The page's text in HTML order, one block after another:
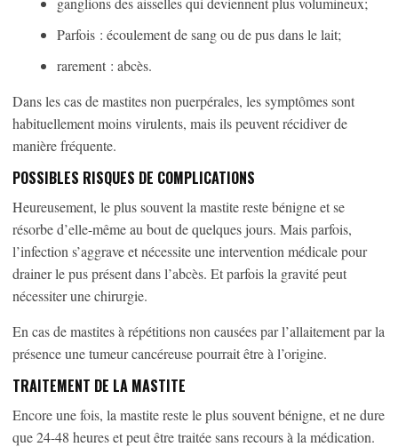
Parfois : écoulement de sang ou de pus dans le lait;
rarement : abcès.
Dans les cas de mastites non puerpérales, les symptômes sont
habituellement moins virulents, mais ils peuvent récidiver de
manière fréquente.
POSSIBLES RISQUES DE COMPLICATIONS
Heureusement, le plus souvent la mastite reste bénigne et se
résorbe d’elle-même au bout de quelques jours. Mais parfois,
l’infection s’aggrave et nécessite une intervention médicale pour
drainer le pus présent dans l’abcès. Et parfois la gravité peut
nécessiter une chirurgie.
En cas de mastites à répétitions non causées par l’allaitement par la
présence une tumeur cancéreuse pourrait être à l’origine.
TRAITEMENT DE LA MASTITE
Encore une fois, la mastite reste le plus souvent bénigne, et ne dure
que 24-48 heures et peut être traitée sans recours à la médication.